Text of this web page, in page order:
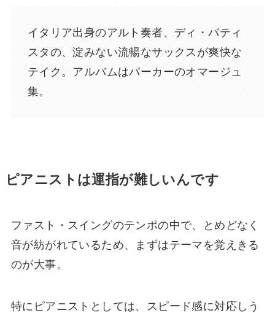
イタリア出身のアルト奏者、ディ・バティ
スタの、淀みない流暢なサックスが爽快な
テイク。アルバムはパーカーのオマージュ
集。
ピアニストは運指が難しいんです
ファスト・スイングのテンポの中で、とめどなく
音が紡がれているため、まずはテーマを覚えきる
のが大事。
特にピアニストとしては、スピード感に対応しう